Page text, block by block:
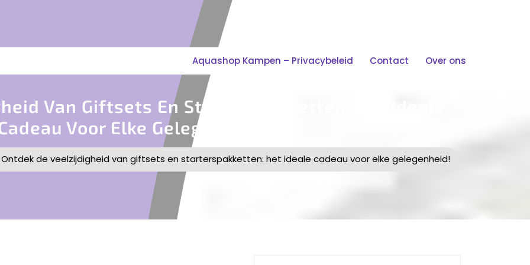
Aquashop Kampen – Privacybeleid Contact Over ons
Van Giftsets En Starterspakketten: Het Ideale
Voor Elke Gelegenheid!
Ontdek de veelzijdigheid van giftsets en starterspakketten: het ideale cadeau voor elke gelegenheid!